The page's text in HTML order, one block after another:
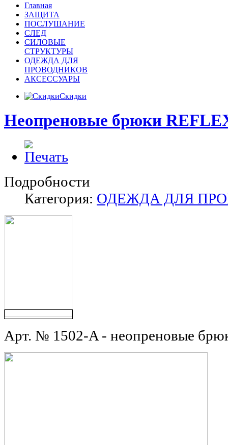
Главная
ЗАЩИТА
ПОСЛУШАНИЕ
СЛЕД
СИЛОВЫЕ
СТРУКТУРЫ
ОДЕЖДА ДЛЯ
ПРОВОДНИКОВ
АКСЕССУАРЫ
Скидки
Неопреновые брюки
Подробности
Категория: ОДЕЖДА ДЛЯ
Арт. № 1502-A - неопреновые